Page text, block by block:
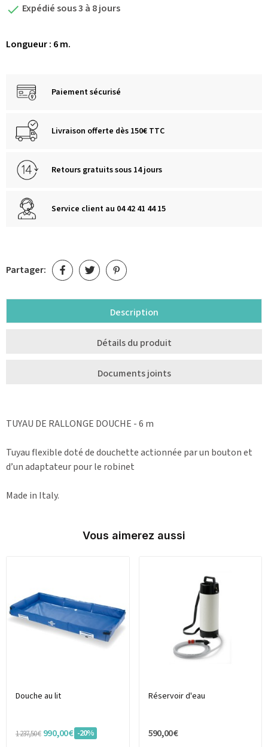
 Expédié sous 3 à 8 jours
Longueur : 6 m.
Paiement sécurisé
Livraison offerte dès 150€ TTC
Retours gratuits sous 14 jours
Service client au 04 42 41 44 15
Partager:
Description
Détails du produit
Documents joints
TUYAU DE RALLONGE DOUCHE - 6 m
Tuyau flexible doté de douchette actionnée par un bouton et
d’un adaptateur pour le robinet
Made in Italy.
Vous aimerez aussi
Douche au lit
1 237,50 € 990,00 € -20%
Réservoir d'eau
590,00 €